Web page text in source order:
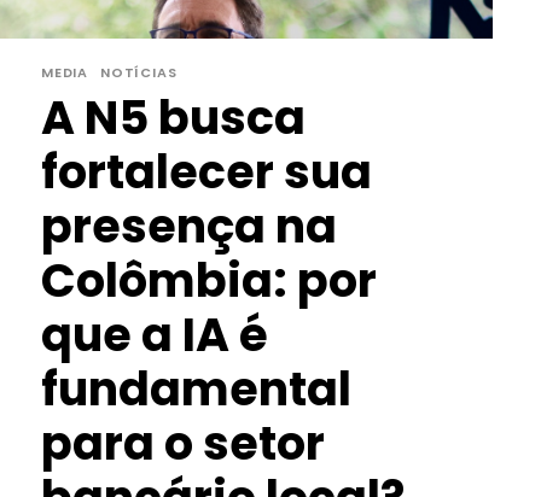
MEDIA NOTÍCIAS
A N5 busca
fortalecer sua
presença na
Colômbia: por
que a IA é
fundamental
para o setor